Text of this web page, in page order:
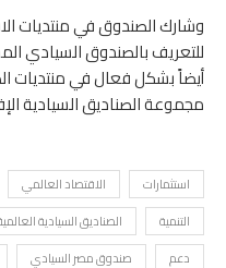
وشارك الصندوق في منتديات
للتعريف بالصندوق السيادي
أيضاً بشكل فعال في منتديات
مجموعة الصناديق السيادية
استثمارات الاقتصاد العالمي
التنمية
الصناديق السيادية
دعم
صندوق مصر السيادي